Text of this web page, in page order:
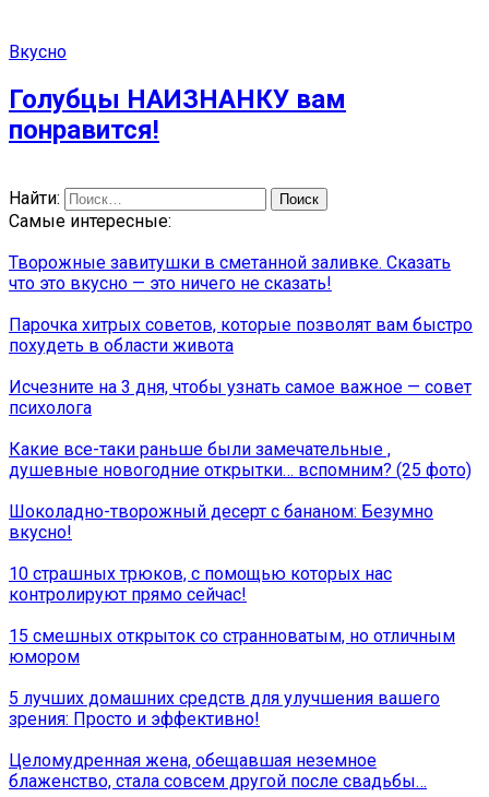
Вкусно
Голубцы НАИЗНАНКУ вам
понравится!
Найти:
Самые интересные:
Творожные завитушки в сметанной заливке. Сказать
что это вкусно — это ничего не сказать!
Парочка хитрых советов, которые позволят вам быстро
похудеть в области живота
Исчезните на 3 дня, чтобы узнать самое важное — совет
психолога
Какие все-таки раньше были замечательные ,
душевные новогодние открытки… вспомним? (25 фото)
Шоколадно-творожный десерт с бананом: Безумно
вкусно!
10 страшных трюков, с помощью которых нас
контролируют прямо сейчас!
15 смешных открыток со странноватым, но отличным
юмором
5 лучших домашних средств для улучшения вашего
зрения: Просто и эффективно!
Целомудренная жена, обещавшая неземное
блаженство, стала совсем другой после свадьбы…